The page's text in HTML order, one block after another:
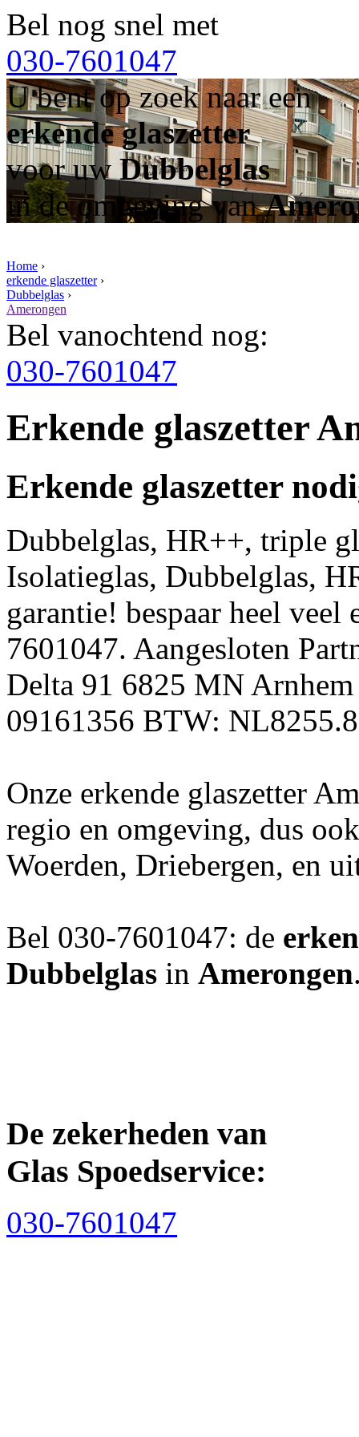
Bel nog snel met
030-7601047
U bent op zoek naar een
erkende glaszetter
voor uwDubbelglas
in de omgeving van
Home ›
erkende glaszetter›
Dubbelglas ›
Amerongen
Bel vanochtend nog:
030-7601047
Erkende glaszetter
Erkende glaszetter
Dubbelglas, HR++, triple
Isolatieglas, Dubbelglas,
garantie! bespaar heel
7601047. Aangesloten
Delta 91 6825 MN
09161356 BTW:
Onze erkende glaszetter
regio en omgeving, dus
Woerden, Driebergen, en
Bel 030-7601047: de
Dubbelglas in Amerongen
De zekerheden van
Glas Spoedservice:
030-7601047